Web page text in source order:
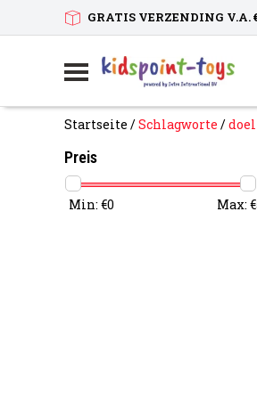
GRATIS VERZENDING V.A.
Startseite /Schlagworte /doel
Preis
Min: €0 Max: €